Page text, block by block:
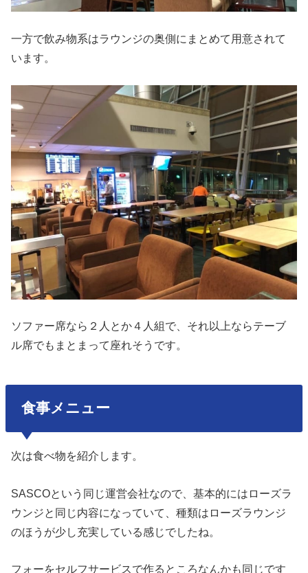
一方で飲み物系はラウンジの奥側にまとめて用意されて
います。
ソファー席なら２人とか４人組で、それ以上ならテーブ
ル席でもまとまって座れそうです。
食事メニュー
次は食べ物を紹介します。
SASCOという同じ運営会社なので、基本的にはローズラ
ウンジと同じ内容になっていて、種類はローズラウンジ
のほうが少し充実している感じでしたね。
フォーをセルフサービスで作るところなんかも同じです